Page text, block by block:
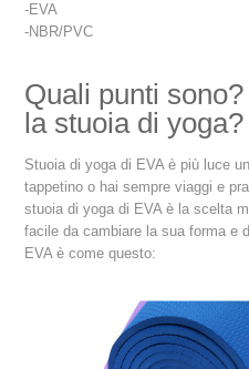
-EVA
-NBR/PVC
Quali punti
la stuoia di yoga?
Stuoia di yoga di EVA è più luce
tappetino o hai sempre viaggi e
stuoia di yoga di EVA è la scelta
facile da cambiare la sua forma e
EVA è come questo: